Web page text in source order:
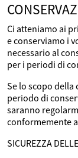
Ci atteniamo ai
e conserviamo i
necessario al
per i periodi di
Se lo scopo della
periodo di
saranno
conformemente
SICUREZZA